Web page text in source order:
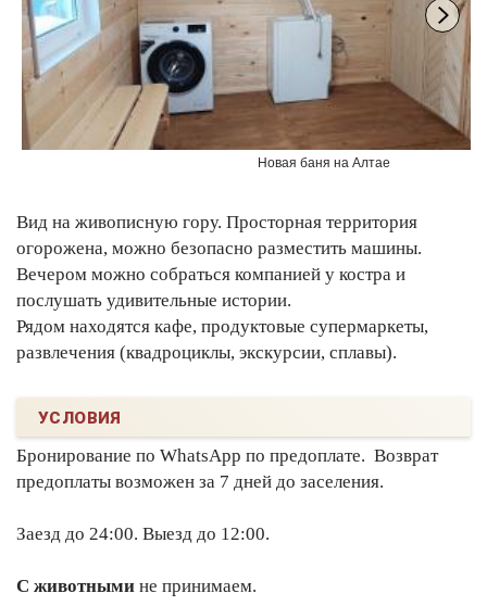
Новая баня на Алтае
Вид на живописную гору. Просторная территория
огорожена, можно безопасно разместить машины.
Вечером можно собраться компанией у костра и
послушать удивительные истории.
Рядом находятся кафе, продуктовые супермаркеты,
развлечения (квадроциклы, экскурсии, сплавы).
УСЛОВИЯ
Бронирование по WhatsApp по предоплате. Возврат
предоплаты возможен за 7 дней до заселения.
Заезд до 24:00. Выезд до 12:00.
С животными не принимаем.